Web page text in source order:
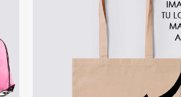
SELECCIONAR OPCIONES
DETALLES